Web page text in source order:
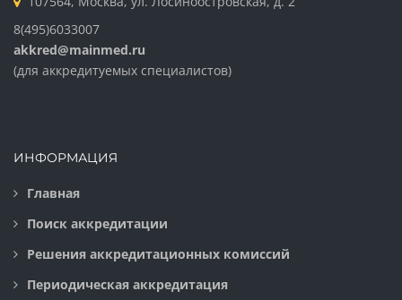
8(495)6033007
akkred@mainmed.ru
(для аккредитуемых специалистов)
ИНФОРМАЦИЯ
Главная
Поиск аккредитации
Решения аккредитационных комиссий
Периодическая аккредитация